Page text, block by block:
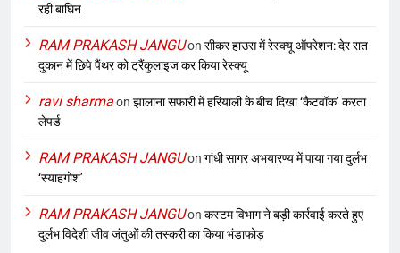
रही बाघिन
RAM PRAKASH JANGUon सीकर हाउस में रेस्क्यू ऑपरेशन: देर रात
दुकान में छिपे पैंथर को ट्रैंकुलाइज कर किया रेस्क्यू
ravi sharmaon झालाना सफारी में हरियाली के बीच दिखा ‘कैटवॉक’ करता
लेपर्ड
RAM PRAKASH JANGUon गांधी सागर अभयारण्य में पाया गया दुर्लभ
‘स्याहगोश’
RAM PRAKASH JANGUon कस्टम विभाग ने बड़ी कार्रवाई करते हुए
दुर्लभ विदेशी जीव जंतुओं की तस्करी का किया भंडाफोड़